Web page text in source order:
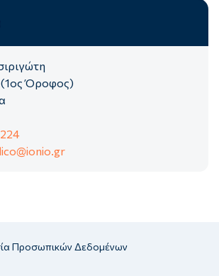
(1ος Όροφος)
Προσωπικών Δεδομένων